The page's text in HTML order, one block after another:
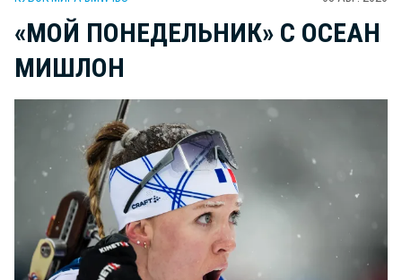
«МОЙ ПОНЕДЕЛЬНИК» С ОСЕАН
МИШЛОН